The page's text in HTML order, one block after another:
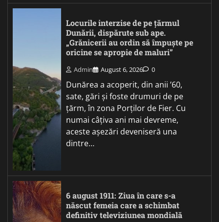
Locurile interzise de pe țărmul
Dunării, dispărute sub ape.
„Grănicerii au ordin să împuște pe
oricine se apropie de maluri”
Admin August 6, 2026 0
Dunărea a acoperit, din anii ’60,
sate, gări și foste drumuri de pe
țărm, în zona Porților de Fier. Cu
numai câțiva ani mai devreme,
aceste așezări deveniseră una
dintre…
6 august 1911: Ziua în care s-a
născut femeia care a schimbat
definitiv televiziunea mondială